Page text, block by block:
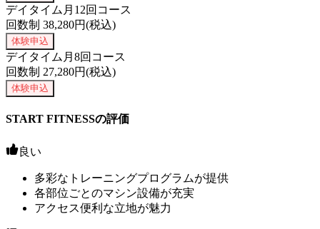
デイタイム月12回コース
回数制 38,280円(税込)
体験申込
デイタイム月8回コース
回数制 27,280円(税込)
体験申込
START FITNESSの評価
良い
多彩なトレーニングプログラムが提供
各部位ごとのマシン設備が充実
アクセス便利な立地が魅力